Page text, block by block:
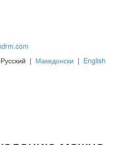
Русский | Македонски | English